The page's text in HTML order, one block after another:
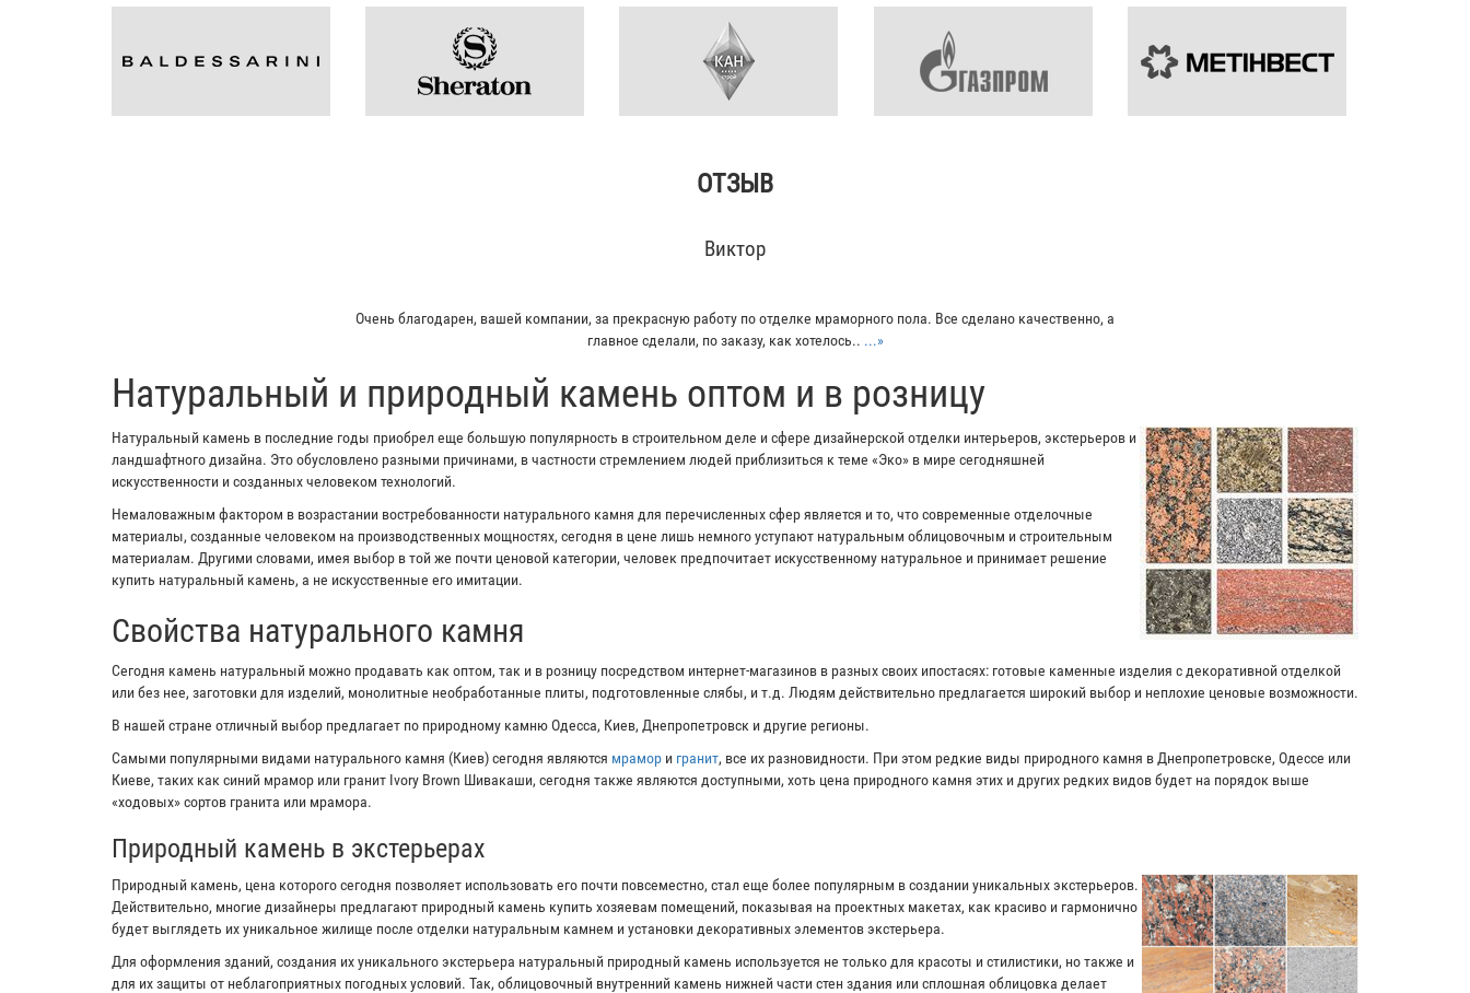
ОТЗЫВ
Кирилл
Мой отец заказывал плитку из гранита для своего дома. Больше всего понравилось - индивидуальный подход к клиенту.
Отец остался очень доволен......»
​Натуральный и природный камень оптом и в розницу
Натуральный камень в последние годы приобрел еще большую популярность в строительном деле и сфере дизайнерской отделки интерьеров, экстерьеров и
ландшафтного дизайна. Это обусловлено разными причинами, в частности стремлением людей приблизиться к теме «Эко» в мире сегодняшней
искусственности и созданных человеком технологий.
Немаловажным фактором в возрастании востребованности натурального камня для перечисленных сфер является и то, что современные отделочные
материалы, созданные человеком на производственных мощностях, сегодня в цене лишь немного уступают натуральным облицовочным и строительным
материалам. Другими словами, имея выбор в той же почти ценовой категории, человек предпочитает искусственному натуральное и принимает решение
купить натуральный камень, а не искусственные его имитации.
Свойства натурального камня
Сегодня камень натуральный можно продавать как оптом, так и в розницу посредством интернет-магазинов в разных своих ипостасях: готовые каменные изделия с декоративной отделкой
или без нее, заготовки для изделий, монолитные необработанные плиты, подготовленные слябы, и т.д. Людям действительно предлагается широкий выбор и неплохие ценовые возможности.
В нашей стране отличный выбор предлагает по природному камню Одесса, Киев, Днепропетровск и другие регионы.
Самыми популярными видами натурального камня (Киев) сегодня являются мрамор и гранит, все их разновидности. При этом редкие виды природного камня в Днепропетровске, Одессе или
Киеве, таких как синий мрамор или гранит Ivory Brown Шивакаши, сегодня также являются доступными, хоть цена природного камня этих и других редких видов будет на порядок выше
«ходовых» сортов гранита или мрамора.
Природный камень в экстерьерах
Природный камень, цена которого сегодня позволяет использовать его почти повсеместно, стал еще более популярным в создании уникальных экстерьеров.
Действительно, многие дизайнеры предлагают природный камень купить хозяевам помещений, показывая на проектных макетах, как красиво и гармонично
будет выглядеть их уникальное жилище после отделки натуральным камнем и установки декоративных элементов экстерьера.
Для оформления зданий, создания их уникального экстерьера натуральный природный камень используется не только для красоты и стилистики, но также и
для их защиты от неблагоприятных погодных условий. Так, облицовочный внутренний камень нижней части стен здания или сплошная облицовка делает